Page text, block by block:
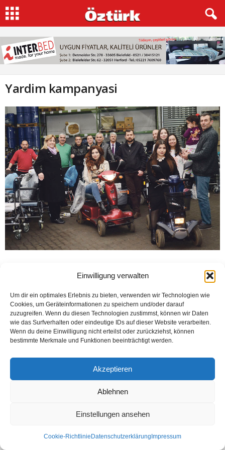
Einwilligung verwalten
Um dir ein optimales Erlebnis zu bieten, verwenden wir Technologien wie
Cookies, um Geräteinformationen zu speichern und/oder darauf
zuzugreifen. Wenn du diesen Technologien zustimmst, können wir Daten
wie das Surfverhalten oder eindeutige IDs auf dieser Website verarbeiten.
Wenn du deine Einwilligung nicht erteilst oder zurückziehst, können
bestimmte Merkmale und Funktionen beeinträchtigt werden.
Akzeptieren
Ablehnen
Einstellungen ansehen
Cookie-Richtlinie Datenschutzerklärung Impressum
Yardim kampanyasi
Datenschutzerklärung
© Öztürk Gazetesi 1986 – 2026